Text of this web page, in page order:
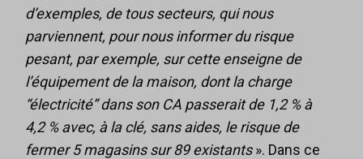
d’exemples, de tous secteurs, qui nous
parviennent, pour nous informer du risque
pesant, par exemple, sur cette enseigne de
l’équipement de la maison, dont la charge
“électricité” dans son CA passerait de 1,2 % à
4,2 % avec, à la clé, sans aides, le risque de
fermer 5 magasins sur 89 existants». Dans ce